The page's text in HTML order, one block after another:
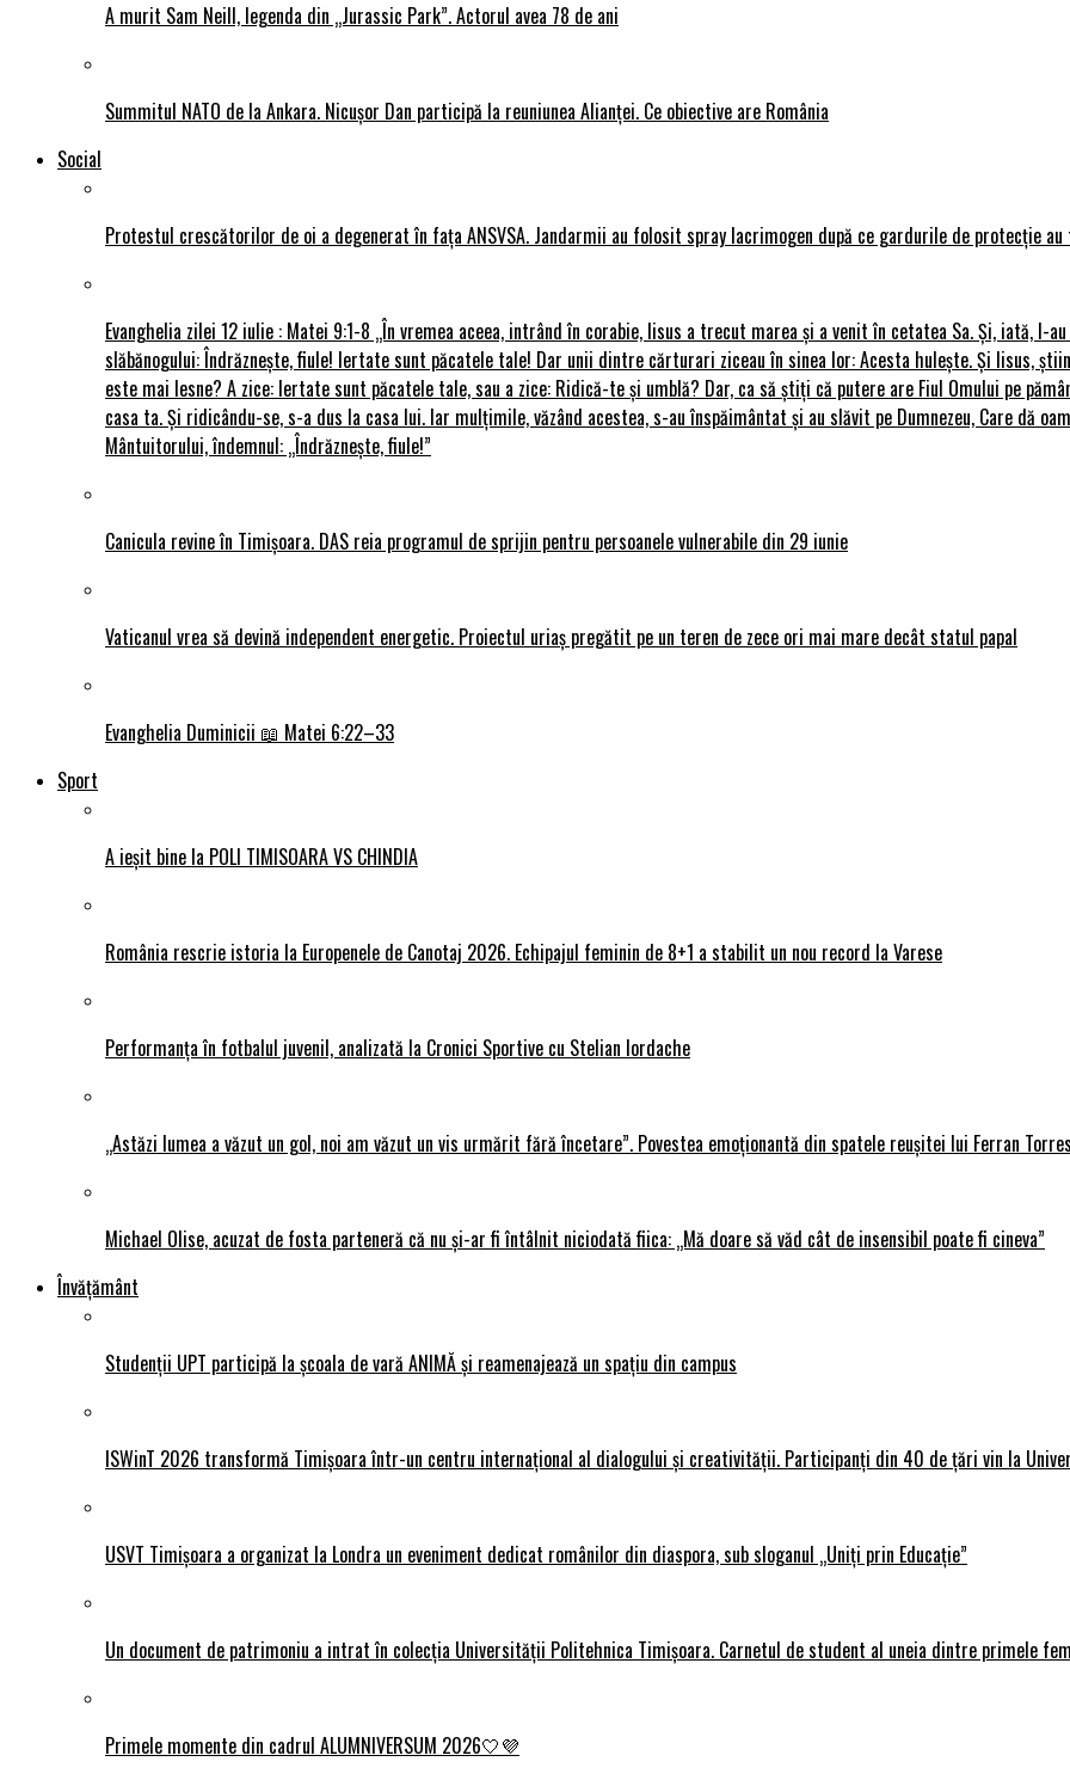
A murit Sam Neill, legenda din „Jurassic Park”. Actorul avea 78 de ani
Summitul NATO de la Ankara. Nicușor Dan participă la reuniunea Alianței. Ce obiective are România
Social
Protestul crescătorilor de oi a degenerat în fața ANSVSA. Jandarmii au folosit spray lacrimogen după ce gardurile de protecție
Evanghelia zilei 12 iulie : Matei 9:1-8 „În vremea aceea, intrând în corabie, Iisus a trecut marea și a venit în cetatea Sa. Și, iată, I-
slăbănogului: Îndrăznește, fiule! Iertate sunt păcatele tale! Dar unii dintre cărturari ziceau în sinea lor: Acesta hulește. Și Iisus,
este mai lesne? A zice: Iertate sunt păcatele tale, sau a zice: Ridică-te și umblă? Dar, ca să știți că putere are Fiul Omului pe
casa ta. Și ridicându-se, s-a dus la casa lui. Iar mulțimile, văzând acestea, s-au înspăimântat și au slăvit pe Dumnezeu, Care dă
Mântuitorului, îndemnul: „Îndrăznește, fiule!”
Canicula revine în Timișoara. DAS reia programul de sprijin pentru persoanele vulnerabile din 29 iunie
Vaticanul vrea să devină independent energetic. Proiectul uriaș pregătit pe un teren de zece ori mai mare decât statul papal
Evanghelia Duminicii 📖 Matei 6:22–33
Sport
A ieșit bine la POLI TIMISOARA VS CHINDIA
România rescrie istoria la Europenele de Canotaj 2026. Echipajul feminin de 8+1 a stabilit un nou record la Varese
Performanța în fotbalul juvenil, analizată la Cronici Sportive cu Stelian Iordache
„Astăzi lumea a văzut un gol, noi am văzut un vis urmărit fără încetare”. Povestea emoționantă din spatele reușitei lui Ferran
Michael Olise, acuzat de fosta parteneră că nu și-ar fi întâlnit niciodată fiica: „Mă doare să văd cât de insensibil poate fi cineva”
Învățământ
Studenții UPT participă la școala de vară ANIMĂ și reamenajează un spațiu din campus
ISWinT 2026 transformă Timișoara într-un centru internațional al dialogului și creativității. Participanți din 40 de țări vin la
USVT Timișoara a organizat la Londra un eveniment dedicat românilor din diaspora, sub sloganul „Uniți prin Educație”
Un document de patrimoniu a intrat în colecția Universității Politehnica Timișoara. Carnetul de student al uneia dintre primele
Primele momente din cadrul ALUMNIVERSUM 2026🤍💜